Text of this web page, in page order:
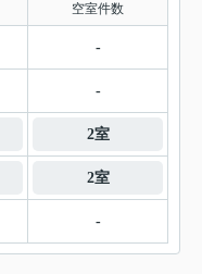
空室件数
-
-
2室
2室
-